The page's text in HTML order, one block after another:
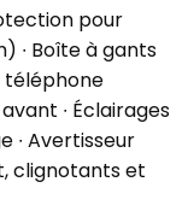
pour
∙ Boîte à gants
téléphone
∙ Éclairages
∙ Avertisseur
clignotants et